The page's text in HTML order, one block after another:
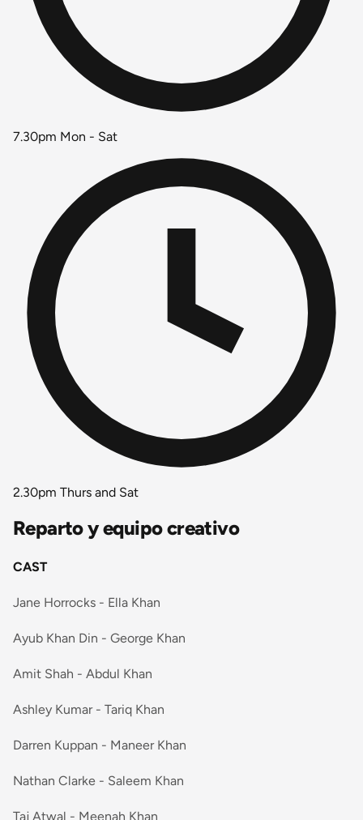
7.30pm Mon - Sat
2.30pm Thurs and Sat
Reparto y equipo creativo
CAST
Jane Horrocks - Ella Khan
Ayub Khan Din - George Khan
Amit Shah - Abdul Khan
Ashley Kumar - Tariq Khan
Darren Kuppan - Maneer Khan
Nathan Clarke - Saleem Khan
Taj Atwal - Meenah Khan